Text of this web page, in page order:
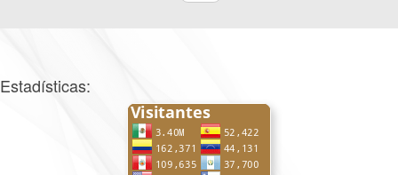
Estadísticas: